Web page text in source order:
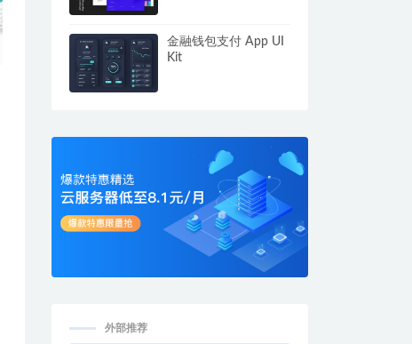
金融钱包支付 App UI
Kit
外部推荐